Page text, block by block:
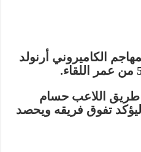
الكاميروني أرنولد
اللاعبحسام
الدقيقة 47، ليؤكد تفوق فريقه ويحصد